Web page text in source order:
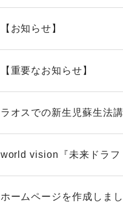
【お知らせ】
【重要なお知らせ】
ラオスでの新生児蘇生法
world vision『未来ドラフ
ホームページを作成しま